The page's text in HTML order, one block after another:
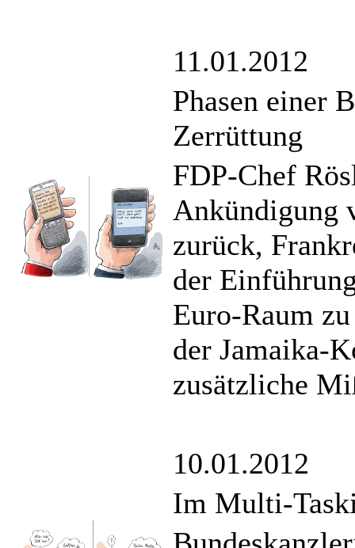
11.01.2012
Phasen einer
Zerrüttung
FDP-Chef
Ankündigung
zurück,
der
Euro-Raum
der Jamaika-
zusätzliche
10.01.2012
Im Multi-